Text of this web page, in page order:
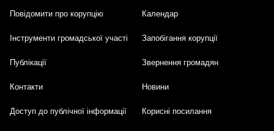
Повідомити про корупцію Календар
Інструменти громадської участі Запобігання корупції
Публікації Звернення громадян
Контакти Новини
Доступ до публічної інформації Корисні посилання